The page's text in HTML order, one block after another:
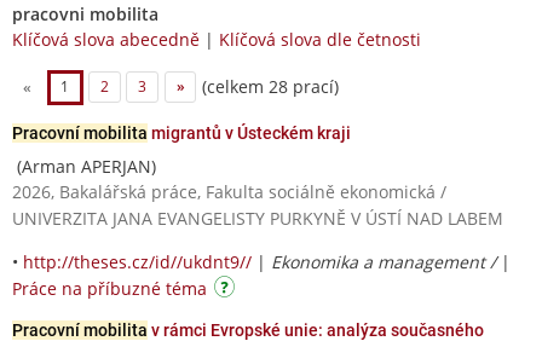
pracovni mobilita
Klíčová slova abecedně | Klíčová slova dle četnosti
« 1 2 3 » (celkem 28 prací)
Pracovní mobilita migrantů v Ústeckém kraji
(Arman APERJAN)
2026, Bakalářská práce, Fakulta sociálně ekonomická /
UNIVERZITA JANA EVANGELISTY PURKYNĚ V ÚSTÍ NAD LABEM
• http://theses.cz/id//ukdnt9// | Ekonomika a management / |
Práce na příbuzné téma
Pracovní mobilita v rámci Evropské unie: analýza současného